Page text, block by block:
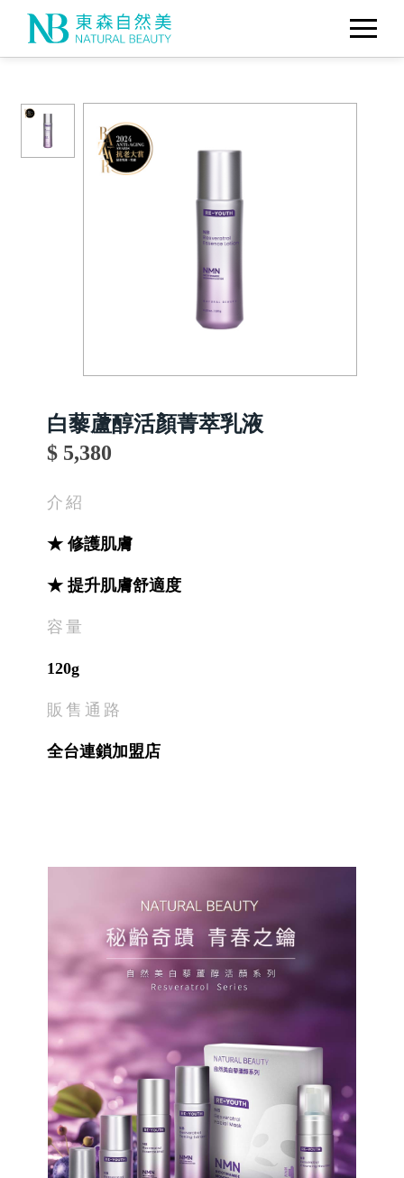
白藜蘆醇活顏菁萃乳液
$ 5,380
介紹
★ 修護肌膚
★ 提升肌膚舒適度
容量
120g
販售通路
全台連鎖加盟店